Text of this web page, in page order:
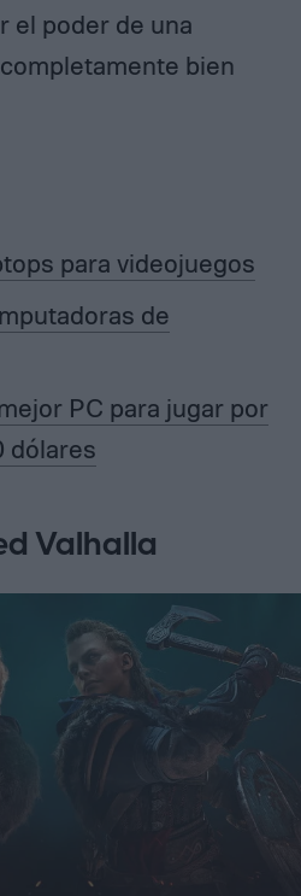
el poder de una
bien
para videojuegos
de
PC para jugar por
dólares
Valhalla